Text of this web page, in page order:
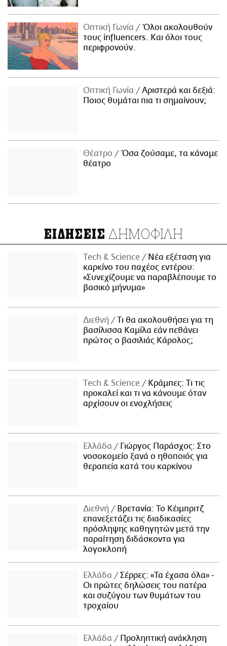
Οπτική Γωνία
Όλοι ακολουθούν
τους influencers. Και όλοι τους
περιφρονούν.
Οπτική Γωνία
Αριστερά και δεξιά:
Ποιος θυμάται πια τι σημαίνουν;
Θέατρο
Όσα ζούσαμε, τα κάναμε
θέατρο
ΕΙΔΗΣΕΙΣ ΔΗΜΟΦΙΛΗ
Τech & Science
Νέα εξέταση για
καρκίνο του παχέος εντέρου:
«Συνεχίζουμε να παραβλέπουμε το
βασικό μήνυμα»
Διεθνή
Τι θα ακολουθήσει για τη
βασίλισσα Καμίλα εάν πεθάνει
πρώτος ο βασιλιάς Κάρολος;
Τech & Science
Κράμπες: Τι τις
προκαλεί και τι να κάνουμε όταν
αρχίσουν οι ενοχλήσεις
Ελλάδα
Γιώργος Παράσχος: Στο
νοσοκομείο ξανά ο ηθοποιός για
θεραπεία κατά του καρκίνου
Διεθνή
Βρετανία: Το Κέιμπριτζ
επανεξετάζει τις διαδικασίες
πρόσληψης καθηγητών μετά την
παραίτηση διδάσκοντα για
λογοκλοπή
Ελλάδα
Σέρρες: «Τα έχασα όλα» -
Οι πρώτες δηλώσεις του πατέρα
και συζύγου των θυμάτων του
τροχαίου
Ελλάδα
Προληπτική ανάκληση